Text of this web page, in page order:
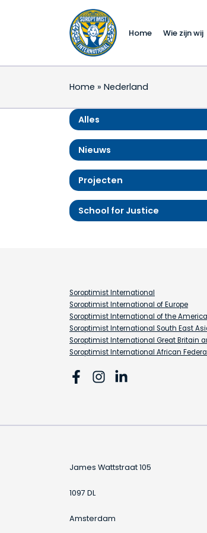
Home Wie zijn wij
Home » Nederland
Alles
Nieuws
Projecten
School for Justice
Soroptimist International
Soroptimist International of Europe
Soroptimist International of the
Soroptimist International South East
Soroptimist International Great Britain
Soroptimist International African
James Wattstraat 105
1097 DL
Amsterdam